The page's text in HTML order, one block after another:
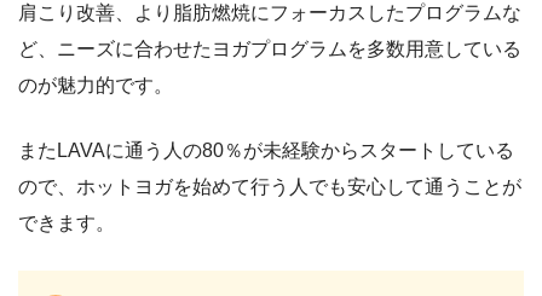
肩こり改善、より脂肪燃焼にフォーカスしたプログラムな
ど、ニーズに合わせたヨガプログラムを多数用意している
のが魅力的です。
またLAVAに通う人の80％が未経験からスタートしている
ので、ホットヨガを始めて行う人でも安心して通うことが
できます。